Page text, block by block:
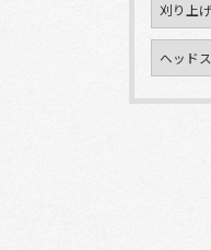
刈り上げ
ヘッド